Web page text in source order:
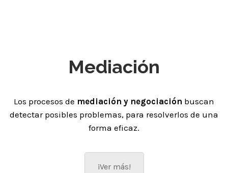
Mediación
Los procesos de mediación y negociación buscan
detectar posibles problemas, para resolverlos de una
forma eficaz.
¡Ver más!